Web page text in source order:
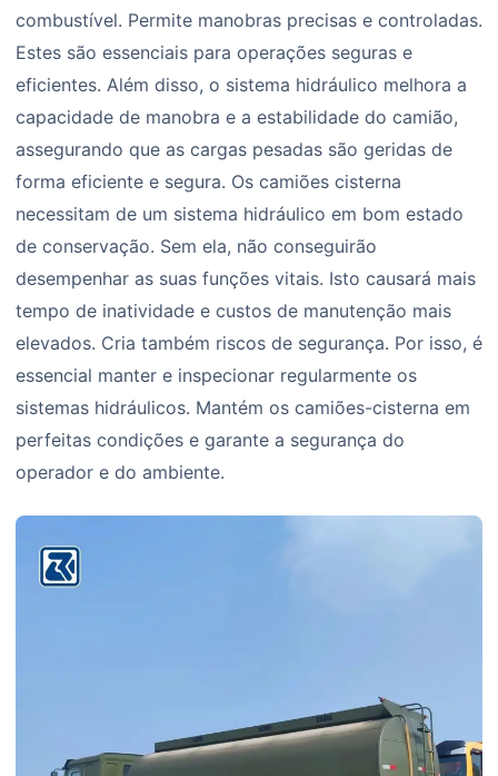
combustível. Permite manobras precisas e controladas.
Estes são essenciais para operações seguras e
eficientes. Além disso, o sistema hidráulico melhora a
capacidade de manobra e a estabilidade do camião,
assegurando que as cargas pesadas são geridas de
forma eficiente e segura. Os camiões cisterna
necessitam de um sistema hidráulico em bom estado
de conservação. Sem ela, não conseguirão
desempenhar as suas funções vitais. Isto causará mais
tempo de inatividade e custos de manutenção mais
elevados. Cria também riscos de segurança. Por isso, é
essencial manter e inspecionar regularmente os
sistemas hidráulicos. Mantém os camiões-cisterna em
perfeitas condições e garante a segurança do
operador e do ambiente.